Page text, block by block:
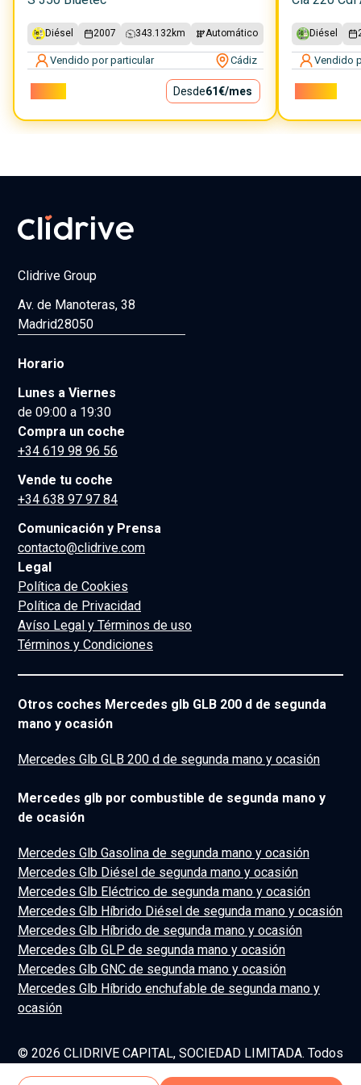
Diésel 2007 343.132km Automático
Vendido por particular Cádiz
Desde61€/mes
Diésel
Vendido
Clidrive Group
Av. de Manoteras, 38
Madrid28050
Horario
Lunes a Viernes
de 09:00 a 19:30
Compra un coche
+34 619 98 96 56
Vende tu coche
+34 638 97 97 84
Comunicación y Prensa
contacto@clidrive.com
Legal
Política de Cookies
Política de Privacidad
Avíso Legal y Términos de uso
Términos y Condiciones
Otros coches Mercedes glb GLB 200 d de segunda
mano y ocasión
Mercedes Glb GLB 200 d de segunda mano y ocasión
Mercedes glb por combustible de segunda mano y
de ocasión
Mercedes Glb Gasolina de segunda mano y ocasión
Mercedes Glb Diésel de segunda mano y ocasión
Mercedes Glb Eléctrico de segunda mano y ocasión
Mercedes Glb Híbrido Diésel de segunda mano y ocasión
Mercedes Glb Híbrido de segunda mano y ocasión
Mercedes Glb GLP de segunda mano y ocasión
Mercedes Glb GNC de segunda mano y ocasión
Mercedes Glb Híbrido enchufable de segunda mano y
ocasión
© 2026 CLIDRIVE CAPITAL, SOCIEDAD LIMITADA. Todos
los derechos reservados.